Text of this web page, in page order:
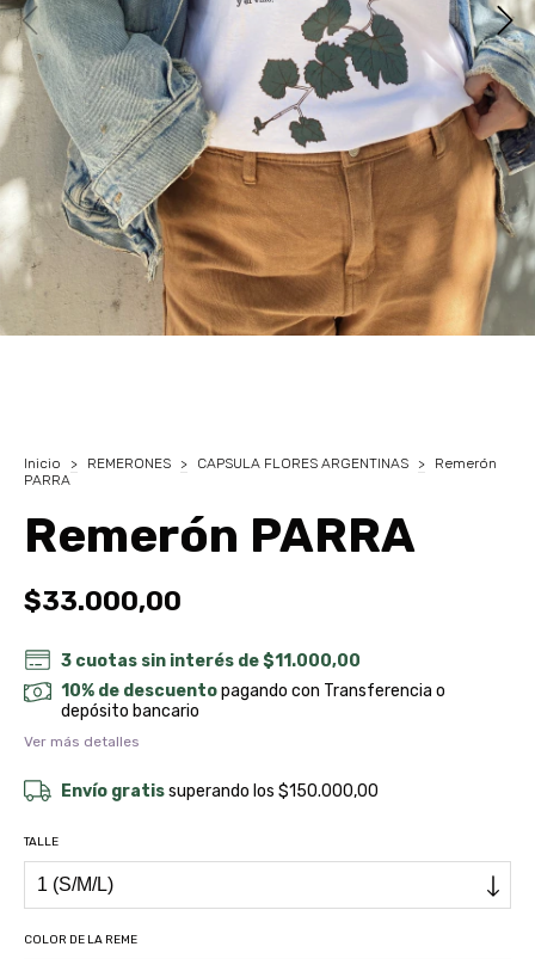
Inicio > REMERONES > CAPSULA FLORES ARGENTINAS >
Remerón
PARRA
Remerón PARRA
$33.000,00
3 cuotas sin interés de$11.000,00
10% de descuentopagando con Transferencia o
depósito bancario
Ver más detalles
Envío gratissuperando los$150.000,00
TALLE
COLOR DE LA REME